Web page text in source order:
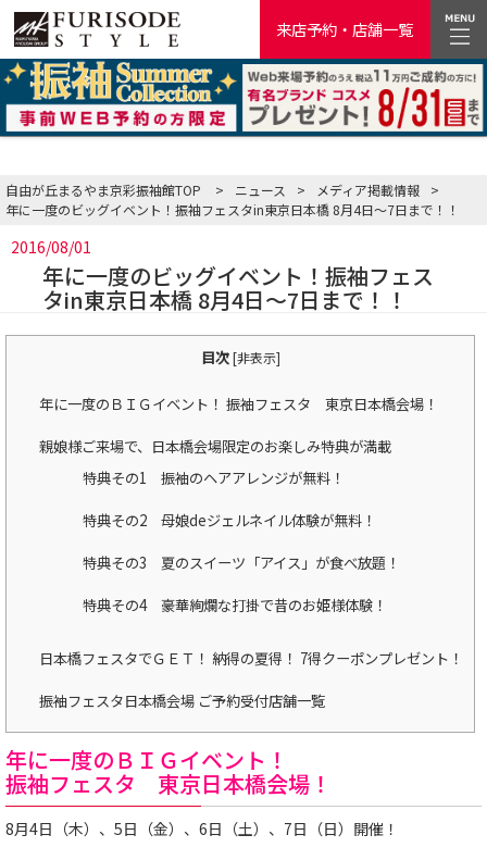
来店予約・店舗一覧
自由が丘まるやま京彩振袖館TOP > ニュース > メディア掲載情報
>
年に一度のビッグイベント！振袖フェスタin東京日本橋 8月4日～7日まで！！
2016/08/01
年に一度のビッグイベント！振袖フェス
タin東京日本橋 8月4日～7日まで！！
目次 [非表示]
年に一度のＢＩＧイベント！ 振袖フェスタ 東京日本橋会場！
親娘様ご来場で、日本橋会場限定のお楽しみ特典が満載
特典その1 振袖のヘアアレンジが無料！
特典その2 母娘deジェルネイル体験が無料！
特典その3 夏のスイーツ「アイス」が食べ放題！
特典その4 豪華絢爛な打掛で昔のお姫様体験！
日本橋フェスタでＧＥＴ！ 納得の夏得！ 7得クーポンプレゼント！
振袖フェスタ日本橋会場 ご予約受付店舗一覧
年に一度のＢＩＧイベント！
振袖フェスタ 東京日本橋会場！
8月4日（木）、5日（金）、6日（土）、7日（日）開催！